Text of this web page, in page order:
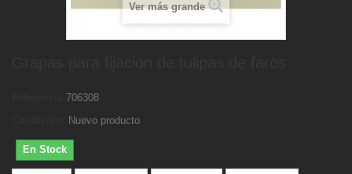
Ver más grande
706308
Nuevo producto
En Stock